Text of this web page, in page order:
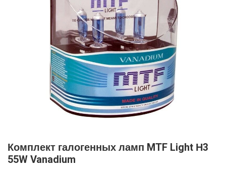
Комплект галогенных ламп MTF Light Н3
55W Vanadium